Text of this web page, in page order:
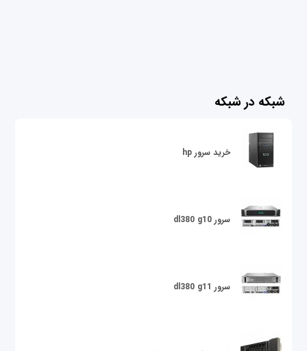
شبکه در شبکه
خرید سرور hp
سرور dl380 g10
سرور dl380 g11